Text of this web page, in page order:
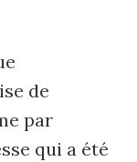
de
par
qui a été